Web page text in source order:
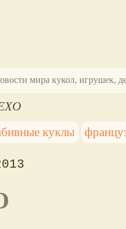
мира кукол, игрушек,
куклы